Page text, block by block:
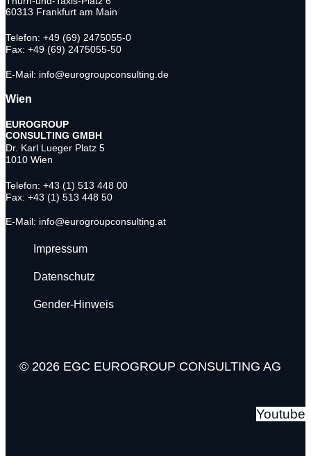
60313 Frankfurt am Main
Telefon: +49 (69) 2475055-0
Fax: +49 (69) 2475055-50
E-Mail: info@eurogroupconsulting.de
Wien
EUROGROUP
CONSULTING GMBH
Dr. Karl Lueger Platz 5
1010 Wien
Telefon: +43 (1) 513 448 00
Fax: +43 (1) 513 448 50
E-Mail: info@eurogroupconsulting.at
Impressum
Datenschutz
Gender-Hinweis
© 2026 EGC EUROGROUP CONSULTING AG
Youtube